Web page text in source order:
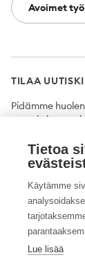
Avoimet
TILAA
Pidämme
uutuuksista
Tilaa
Twitter
Tietoa
Käytämme
Lue lisää